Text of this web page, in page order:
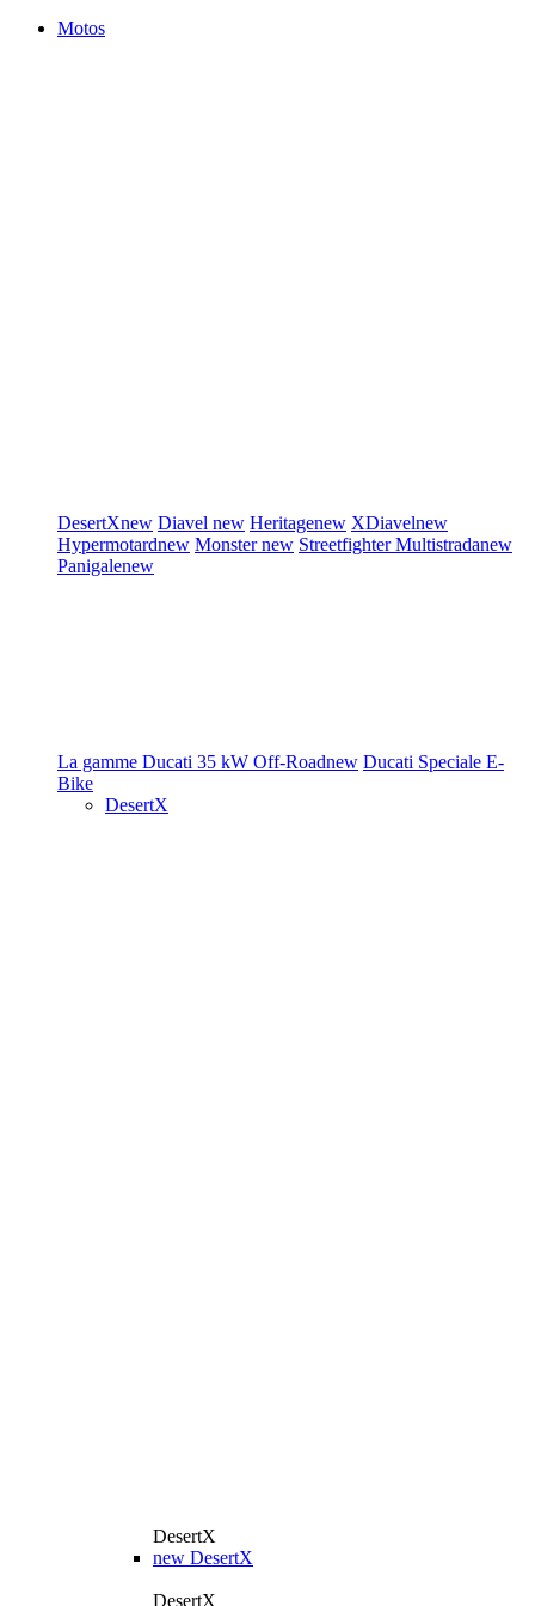
Motos
DesertXnew Diavel new Heritagenew XDiavelnew
Hypermotardnew Monsternew StreetfighterMultistradanew
Panigalenew
La gamme Ducati 35 kW Off-Roadnew Ducati Speciale E-
Bike
DesertX
DesertX
new DesertX
DesertX